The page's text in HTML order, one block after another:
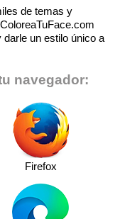
de temas y
un estilo único a
navegador:
Firefox